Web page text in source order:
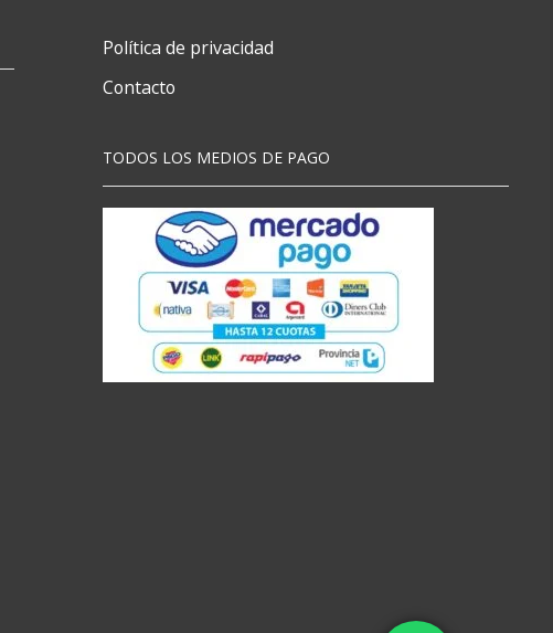
Política de privacidad
Contacto
TODOS LOS MEDIOS DE PAGO